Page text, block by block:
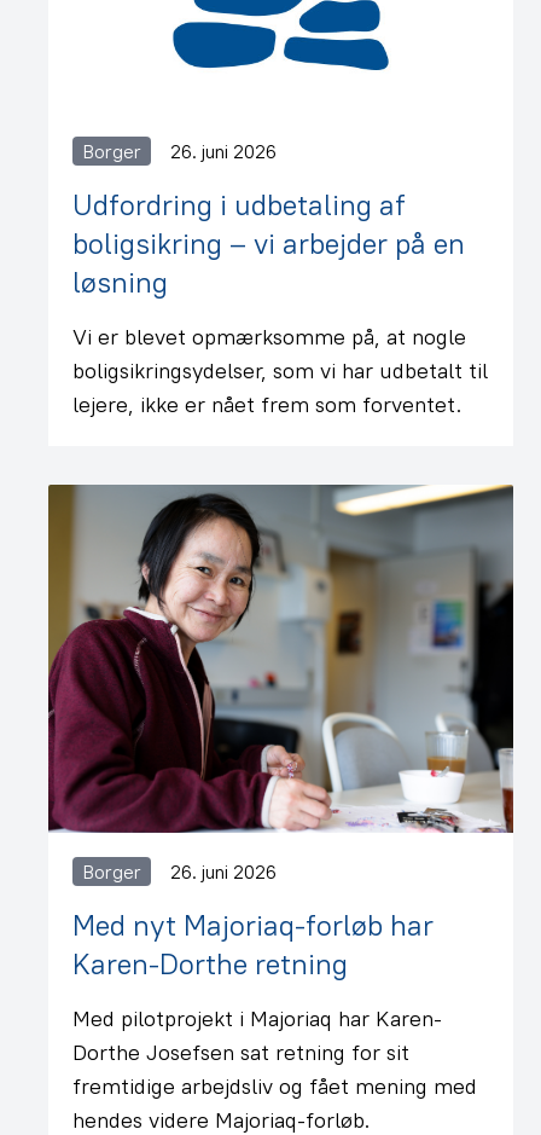
Borger 26. juni 2026
Udfordring i udbetaling af
boligsikring – vi arbejder på en
løsning
Vi er blevet opmærksomme på, at nogle
boligsikringsydelser, som vi har udbetalt til
lejere, ikke er nået frem som forventet.
Borger 26. juni 2026
Med nyt Majoriaq-forløb har
Karen-Dorthe retning
Med pilotprojekt i Majoriaq har Karen-
Dorthe Josefsen sat retning for sit
fremtidige arbejdsliv og fået mening med
hendes videre Majoriaq-forløb.